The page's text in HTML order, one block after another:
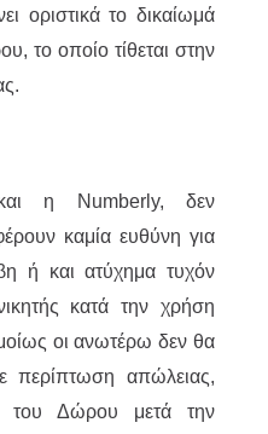
οριστικά το δικαίωμά
το οποίο τίθεται στην
η Numberly, δεν
καμία ευθύνη για
ή και ατύχημα τυχόν
κατά την χρήση
οι ανωτέρω δεν θα
περίπτωση απώλειας,
του Δώρου μετά την